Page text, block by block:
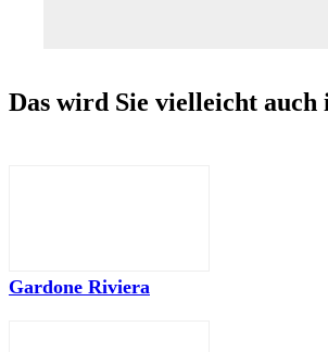
Das wird Sie vielleicht auch
Gardone Riviera